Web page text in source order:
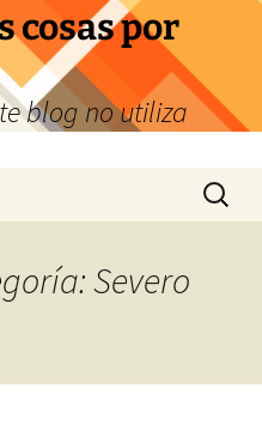
cosas por
blog no utiliza
Buscar:
Severo